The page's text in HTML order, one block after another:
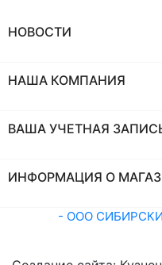
НОВОСТИ
НАША КОМПАНИЯ
ВАША УЧЕТНАЯ
ИНФОРМАЦИЯ О
- ООО